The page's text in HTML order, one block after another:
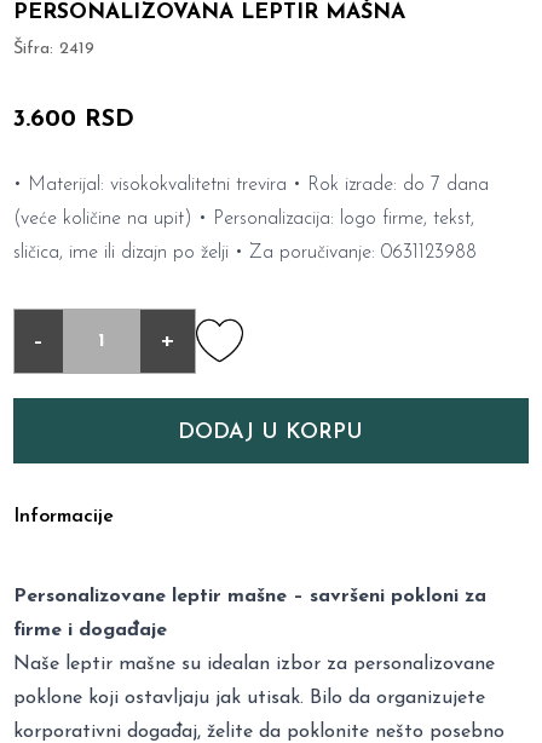
PERSONALIZOVANA LEPTIR MAŠNA
Šifra:2419
3.600 RSD
• Materijal: visokokvalitetni trevira • Rok izrade: do 7 dana
(veće količine na upit) • Personalizacija: logo firme, tekst,
sličica, ime ili dizajn po želji • Za poručivanje: 0631123988
- +
DODAJ U KORPU
Informacije
Personalizovane leptir mašne – savršeni pokloni za
firme i događaje
Naše leptir mašne su idealan izbor za personalizovane
poklone koji ostavljaju jak utisak. Bilo da organizujete
korporativni događaj, želite da poklonite nešto posebno